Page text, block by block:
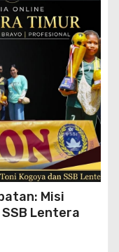
Misi
SSB Lentera